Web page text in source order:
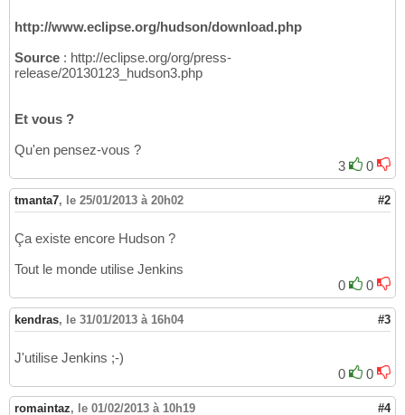
http://www.eclipse.org/hudson/download.php
Source : http://eclipse.org/org/press-
release/20130123_hudson3.php
Et vous ?
Qu'en pensez-vous ?
3
0
tmanta7, le 25/01/2013 à 20h02 #2
Ça existe encore Hudson ?
Tout le monde utilise Jenkins
0
0
kendras, le 31/01/2013 à 16h04 #3
J'utilise Jenkins ;-)
0
0
romaintaz, le 01/02/2013 à 10h19 #4